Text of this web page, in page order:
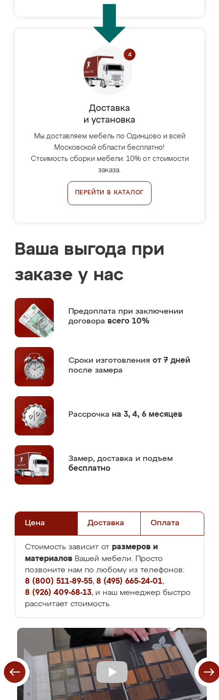
Доставка
и установка
Мы доставляем мебель по Одинцово и всей
Московской области бесплатно!
Стоимость сборки мебели: 10% от стоимости
заказа.
ПЕРЕЙТИ В КАТАЛОГ
Ваша выгода при
заказе у нас
Предоплата при заключении
договора всего 10%
Сроки изготовления от 7 дней
после замера
Рассрочка на 3, 4, 6 месяцев
Замер, доставка и подъем
бесплатно
Цена Доставка Оплата
Стоимость зависит от размеров и
материалов Вашей мебели. Просто
позвоните нам по любому из телефонов:
8 (800) 511-89-55, 8 (495) 665-24-01,
8 (926) 409-68-13, и наш менеджер быстро
рассчитает стоимость.